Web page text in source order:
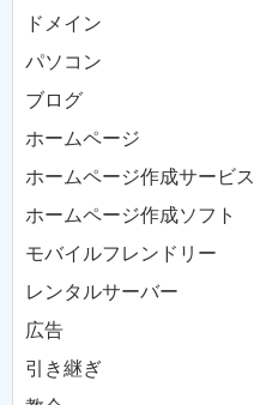
ドメイン
パソコン
ブログ
ホームページ
ホームページ作成サービス
ホームページ作成ソフト
モバイルフレンドリー
レンタルサーバー
広告
引き継ぎ